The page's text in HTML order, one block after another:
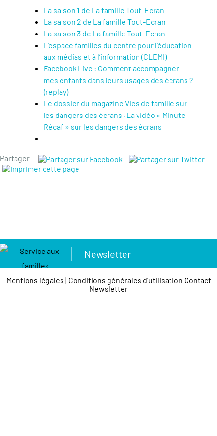
La saison 1 de La famille Tout-Ecran
La saison 2 de La famille Tout-Ecran
La saison 3 de La famille Tout-Ecran
L’espace familles du centre pour l’éducation
aux médias et à l’information (CLEMI)
Facebook Live : Comment accompagner
mes enfants dans leurs usages des écrans ?
(replay)
Le dossier du magazine Vies de famille sur
les dangers des écrans · La vidéo « Minute
Récaf » sur les dangers des écrans
Partager
Newsletter
Mentions légales | Conditions générales d’utilisation Contact
Newsletter